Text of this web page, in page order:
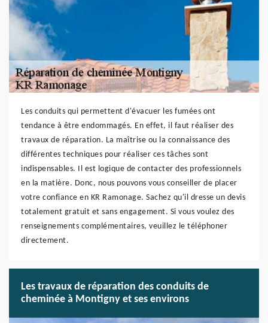
Les conduits qui permettent d'évacuer les fumées ont
tendance à être endommagés. En effet, il faut réaliser des
travaux de réparation. La maîtrise ou la connaissance des
différentes techniques pour réaliser ces tâches sont
indispensables. Il est logique de contacter des professionnels
en la matière. Donc, nous pouvons vous conseiller de placer
votre confiance en KR Ramonage. Sachez qu'il dresse un devis
totalement gratuit et sans engagement. Si vous voulez des
renseignements complémentaires, veuillez le téléphoner
directement.
Les travaux de réparation des conduits de
cheminée à Montigny et ses environs